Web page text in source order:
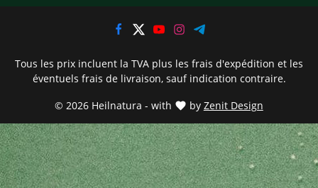
© 2026 Heilnatura - with by Zenit Design
Tous les prix incluent la TVA plus les frais d'expédition et les
éventuels frais de livraison, sauf indication contraire.